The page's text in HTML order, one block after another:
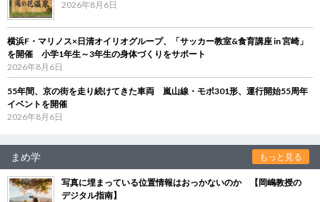
2026年8月6日
横浜F・マリノス×日清オイリオグループ、「サッカー教室&食育講座 in 宮崎」
を開催 小学1年生～3年生の身体づくりをサポート
2026年8月6日
55年間、京の街を走り続けてきた車両 嵐山線・モボ301形、運行開始55周年
イベントを開催
2026年8月6日
まめ学 もっと見る
写真に埋まっている位置情報はおっかないのか 【岡嶋教授の
デジタル指南】